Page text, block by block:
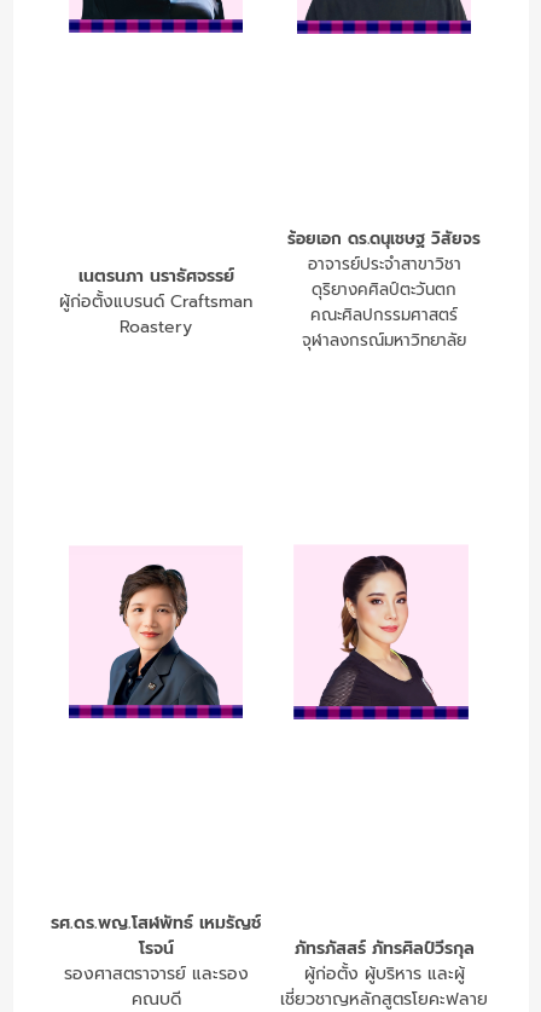
เนตรนภา นราธัศจรรย์
ผู้ก่อตั้งแบรนด์ Craftsman
Roastery
ร้อยเอก ดร.ดนุเชษฐ วิสัยจร
อาจารย์ประจำสาขาวิชา
ดุริยางคศิลป์ตะวันตก
คณะศิลปกรรมศาสตร์
จุฬาลงกรณ์มหาวิทยาลัย
รศ.ดร.พญ.โสฬพัทธ์ เหมรัญช์
โรจน์
รองศาสตราจารย์ และรอง
คณบดี
ภัทรภัสสร์ ภัทรศิลป์วีรกุล
ผู้ก่อตั้ง ผู้บริหาร และผู้
เชี่ยวชาญหลักสูตรโยคะฟลาย